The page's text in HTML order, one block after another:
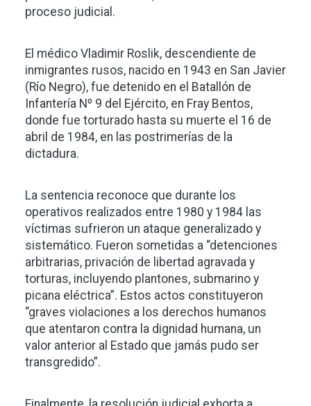
proceso judicial.
El médico Vladimir Roslik, descendiente de
inmigrantes rusos, nacido en 1943 en San Javier
(Río Negro), fue detenido en el Batallón de
Infantería Nº 9 del Ejército, en Fray Bentos,
donde fue torturado hasta su muerte el 16 de
abril de 1984, en las postrimerías de la
dictadura.
La sentencia reconoce que durante los
operativos realizados entre 1980 y 1984 las
víctimas sufrieron un ataque generalizado y
sistemático. Fueron sometidas a “detenciones
arbitrarias, privación de libertad agravada y
torturas, incluyendo plantones, submarino y
picana eléctrica”. Estos actos constituyeron
“graves violaciones a los derechos humanos
que atentaron contra la dignidad humana, un
valor anterior al Estado que jamás pudo ser
transgredido”.